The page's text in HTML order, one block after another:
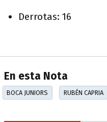
Derrotas: 16
En esta Nota
BOCA JUNIORS RUBÉN CAPRIA